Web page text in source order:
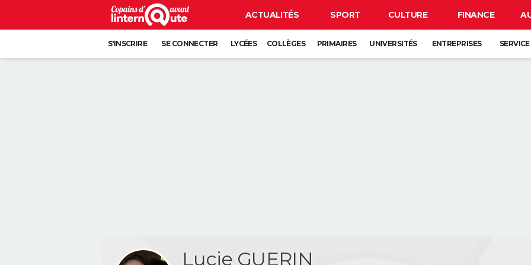
ACTUALITÉS SPORT CULTURE FINANCE
S'INSCRIRE SE CONNECTER LYCÉES COLLÈGES PRIMAIRES UNIVERSITÉS ENTREPRISES
Lucie GUERIN